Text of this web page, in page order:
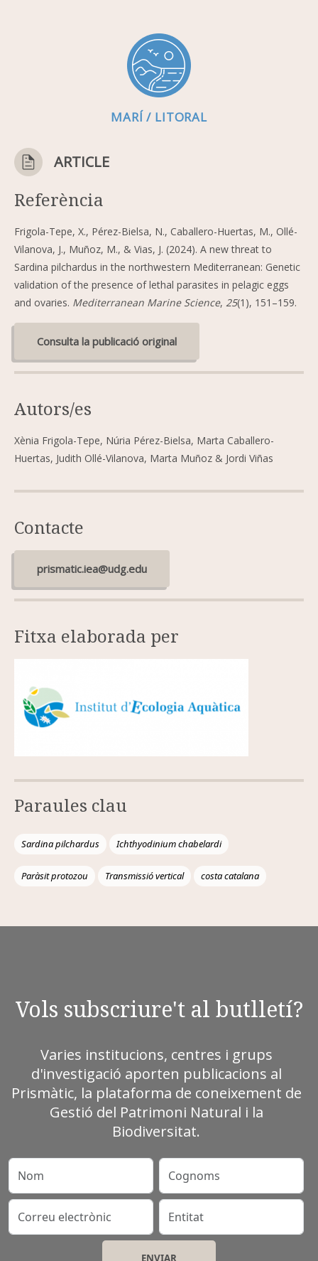
MARÍ / LITORAL
ARTICLE
Referència
Frigola-Tepe, X., Pérez-Bielsa, N., Caballero-Huertas, M., Ollé-
Vilanova, J., Muñoz, M., & Vias, J. (2024). A new threat to
Sardina pilchardus in the northwestern Mediterranean: Genetic
validation of the presence of lethal parasites in pelagic eggs
and ovaries. Mediterranean Marine Science, 25(1), 151–159.
Consulta la publicació original
Autors/es
Xènia Frigola-Tepe, Núria Pérez-Bielsa, Marta Caballero-
Huertas, Judith Ollé-Vilanova, Marta Muñoz & Jordi Viñas
Contacte
prismatic.iea@udg.edu
Fitxa elaborada per
Paraules clau
Sardina pilchardus Ichthyodinium chabelardi
Paràsit protozou Transmissió vertical costa catalana
Vols subscriure't al butlletí?
Varies institucions, centres i grups
d'investigació aporten publicacions al
Prismàtic, la plataforma de coneixement de
Gestió del Patrimoni Natural i la
Biodiversitat.
Nom Cognoms
Correu electrònic Entitat